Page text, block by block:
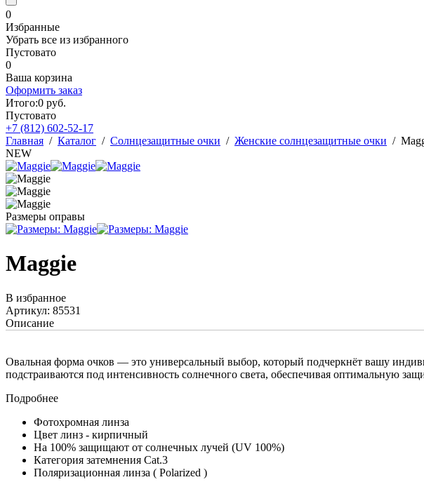
0
Избранные
Убрать все из избранного
Пустовато
0
Ваша корзина
Оформить заказ
Итого:0 руб.
Пустовато
+7 (812) 602-52-17
Главная / Каталог / Солнцезащитные очки / Женские солнцезащитные очки /
NEW
Размеры оправы
Maggie
В избранное
Артикул: 85531
Описание
Овальная форма очков — это универсальный выбор, который подчеркнёт вашу
подстраиваются под интенсивность солнечного света, обеспечивая оптимальную
Подробнее
Фотохромная линза
Цвет линз - кирпичный
На 100% защищают от солнечных лучей (UV 100%)
Категория затемнения Cat.3
Поляризационная линза ( Polarized )